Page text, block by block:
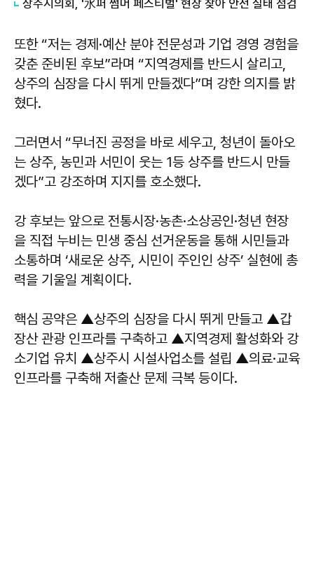
상주시의회, '水퍼 썸머 페스티벌' 현장 찾아 안전 실태 점검
또한 “저는 경제·예산 분야 전문성과 기업 경영 경험을
갖춘 준비된 후보”라며 “지역경제를 반드시 살리고,
상주의 심장을 다시 뛰게 만들겠다”며 강한 의지를 밝
혔다.
그러면서 “무너진 공정을 바로 세우고, 청년이 돌아오
는 상주, 농민과 서민이 웃는 1등 상주를 반드시 만들
겠다”고 강조하며 지지를 호소했다.
강 후보는 앞으로 전통시장·농촌·소상공인·청년 현장
을 직접 누비는 민생 중심 선거운동을 통해 시민들과
소통하며 ‘새로운 상주, 시민이 주인인 상주’ 실현에 총
력을 기울일 계획이다.
핵심 공약은 ▲상주의 심장을 다시 뛰게 만들고 ▲갑
장산 관광 인프라를 구축하고 ▲지역경제 활성화와 강
소기업 유치 ▲상주시 시설사업소를 설립 ▲의료·교육
인프라를 구축해 저출산 문제 극복 등이다.